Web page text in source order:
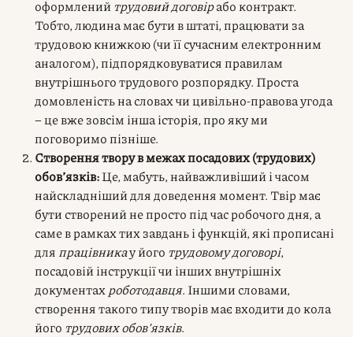
оформлений трудовий договірабо контракт.
Тобто, людина має бути в штаті, працювати за
трудовою книжкою (чи її сучасним електронним
аналогом), підпорядковуватися правилам
внутрішнього трудового розпорядку. Проста
домовленість на словах чи цивільно-правова угода
– це вже зовсім інша історія, про яку ми
поговоримо пізніше.
Створення твору в межах посадових (трудових)
обов’язків:Це, мабуть, найважливіший і часом
найскладніший для доведення момент. Твір має
бути створений не просто під час робочого дня, а
саме в рамках тих завдань і функцій, які прописані
для працівникау його трудовому договорі,
посадовій інструкції чи інших внутрішніх
документах роботодавця. Іншими словами,
створення такого типу творів має входити до кола
його трудових обов’язків.